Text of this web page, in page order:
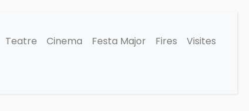
Teatre Cinema Festa Major Fires
Visites